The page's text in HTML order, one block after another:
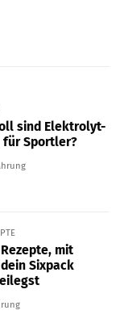
sind Elektrolyt-
für Sportler?
mit
Sixpack